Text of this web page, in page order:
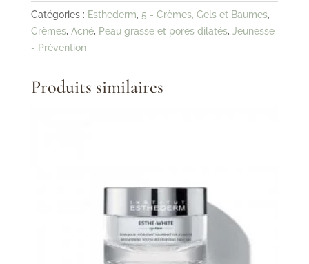
Pure
System
Refiner
Catégories : Esthederm, 5 - Crèmes, Gels et Baumes,
Crèmes, Acné, Peau grasse et pores dilatés, Jeunesse
- Prévention
Produits similaires